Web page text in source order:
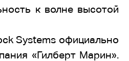
к волне высотой
Systems официально
«Гилберт Марин».